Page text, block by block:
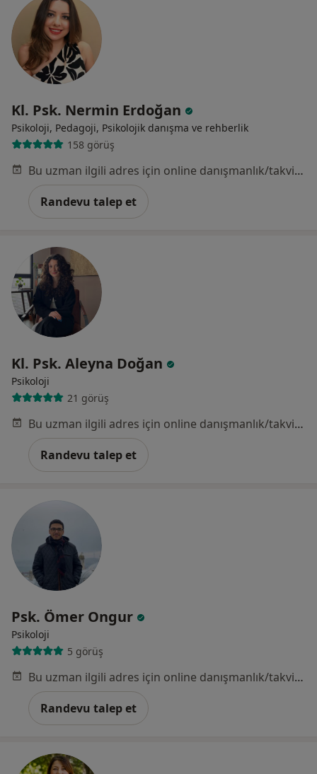
Kl. Psk. Nermin Erdoğan
Psikoloji, Pedagoji, Psikolojik danışma ve rehberlik
158 görüş
Bu uzman ilgili adres için online danışmanlık/takvim sunmuyor.
Randevu talep et
Kl. Psk. Aleyna Doğan
Psikoloji
21 görüş
Bu uzman ilgili adres için online danışmanlık/takvim sunmuyor.
Randevu talep et
Psk. Ömer Ongur
Psikoloji
5 görüş
Bu uzman ilgili adres için online danışmanlık/takvim sunmuyor.
Randevu talep et